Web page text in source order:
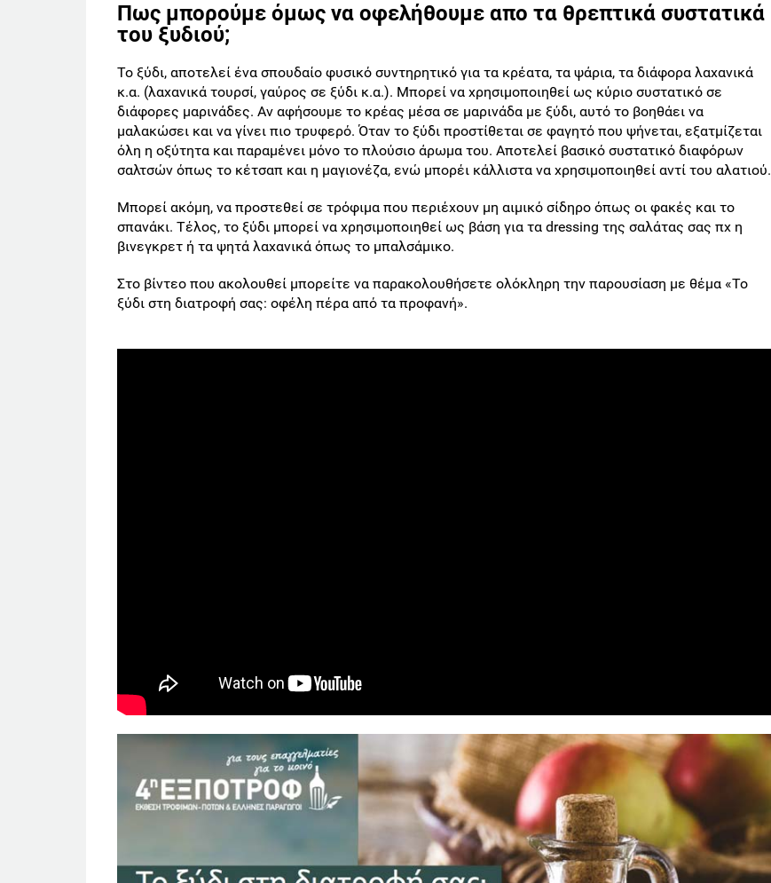
Πως μπορούμε όμως να οφελήθουμε απο τα θρεπτικά συστατικά
του ξυδιού;
Το ξύδι, αποτελεί ένα σπουδαίο φυσικό συντηρητικό για τα κρέατα, τα ψάρια, τα διάφορα λαχανικά
κ.α. (λαχανικά τουρσί, γαύρος σε ξύδι κ.α.). Μπορεί να χρησιμοποιηθεί ως κύριο συστατικό σε
διάφορες μαρινάδες. Αν αφήσουμε το κρέας μέσα σε μαρινάδα με ξύδι, αυτό το βοηθάει να
μαλακώσει και να γίνει πιο τρυφερό. Όταν το ξύδι προστίθεται σε φαγητό που ψήνεται, εξατμίζεται
όλη η οξύτητα και παραμένει μόνο το πλούσιο άρωμα του. Αποτελεί βασικό συστατικό διαφόρων
σαλτσών όπως το κέτσαπ και η μαγιονέζα, ενώ μπορέι κάλλιστα να χρησιμοποιηθεί αντί του αλατιού.
Μπορεί ακόμη, να προστεθεί σε τρόφιμα που περιέχουν μη αιμικό σίδηρο όπως οι φακές και το
σπανάκι. Τέλος, το ξύδι μπορεί να χρησιμοποιηθεί ως βάση για τα dressing της σαλάτας σας πχ η
βινεγκρετ ή τα ψητά λαχανικά όπως το μπαλσάμικο.
Στο βίντεο που ακολουθεί μπορείτε να παρακολουθήσετε ολόκληρη την παρουσίαση με θέμα «Το
ξύδι στη διατροφή σας: οφέλη πέρα από τα προφανή».